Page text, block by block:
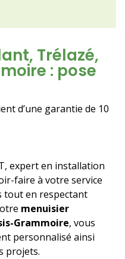
Trélazé,
: pose
d’une garantie de 10
expert en installation
faire à votre service
tout en respectant
menuisier
Grammoire, vous
personnalisé ainsi
projets.